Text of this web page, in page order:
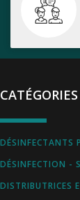
CATÉGORIES
DÉSINFECTANTS
DÉSINFECTION -
DISTRIBUTRICES